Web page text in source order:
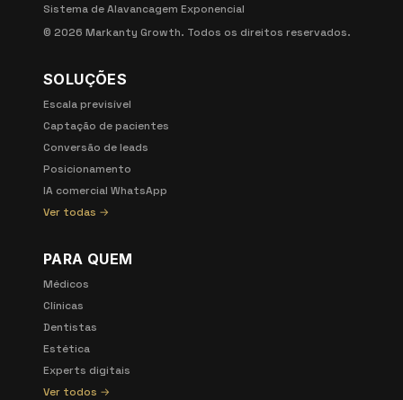
Sistema de Alavancagem Exponencial
© 2026 Markanty Growth. Todos os direitos reservados.
SOLUÇÕES
Escala previsível
Captação de pacientes
Conversão de leads
Posicionamento
IA comercial WhatsApp
Ver todas →
PARA QUEM
Médicos
Clínicas
Dentistas
Estética
Experts digitais
Ver todos →